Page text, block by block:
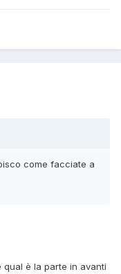
come facciate a
è la parte in avanti